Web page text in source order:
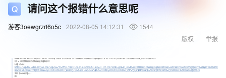
请问这个报错什么意思呢
游客3oewgrzrf6o5c 2022-08-05 14:12:31
1544
举报
版权